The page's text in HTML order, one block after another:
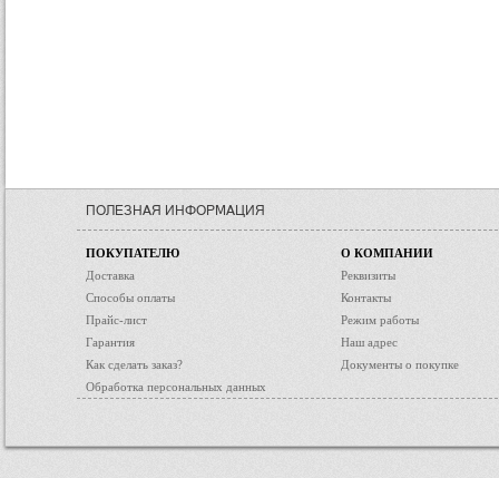
ПОЛЕЗНАЯ ИНФОРМАЦИЯ
ПОКУПАТЕЛЮ
Доставка
Способы оплаты
Прайс-лист
Гарантия
Как сделать заказ?
Обработка персональных данных
О КОМПАНИИ
Реквизиты
Контакты
Режим работы
Наш адрес
Документы о покупке